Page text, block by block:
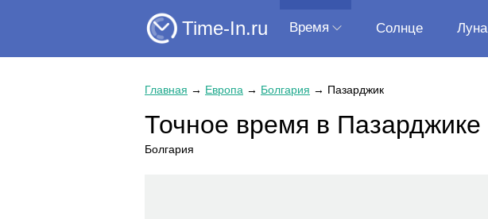
Time-In.ru Время Солнце Луна
Главная → Европа → Болгария → Пазарджик
Точное время в Пазарджике
Болгария